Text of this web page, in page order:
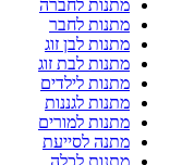
מתנות לחברה
מתנות לחבר
מתנות לבן זוג
מתנות לבת זוג
מתנות לילדים
מתנות לגננות
מתנות למורים
מתנה לסייעת
מתנות לכלה